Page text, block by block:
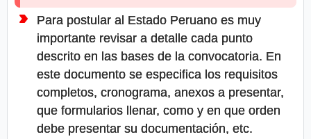
Para postular al Estado Peruano es muy
importante revisar a detalle cada punto
descrito en las bases de la convocatoria. En
este documento se especifica los requisitos
completos, cronograma, anexos a presentar,
que formularios llenar, como y en que orden
debe presentar su documentación, etc.